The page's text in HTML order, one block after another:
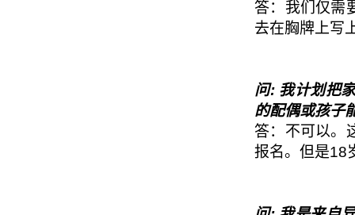
答：我们仅需
去在胸牌上写
问: 我计划把
的配偶或孩子
答：不可以。
报名。但是18